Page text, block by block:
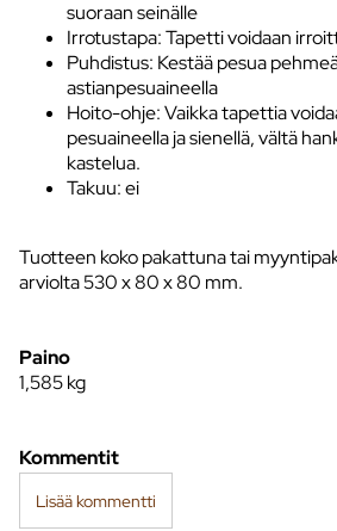
suoraan seinälle
Irrotustapa: Tapetti voidaan
Puhdistus: Kestää pesua
astianpesuaineella
Hoito-ohje: Vaikka tapettia
pesuaineella ja sienellä, vältä
kastelua.
Takuu: ei
Tuotteen koko pakattuna tai
arviolta 530 x 80 x 80 mm.
Paino
1,585kg
Kommentit
Lisää kommentti